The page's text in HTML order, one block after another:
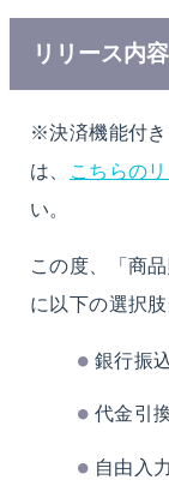
リリース内
※決済機能付
は、
こちらの
い。
この度、「商
に以下の選択
銀行振込
代金引
自由入力